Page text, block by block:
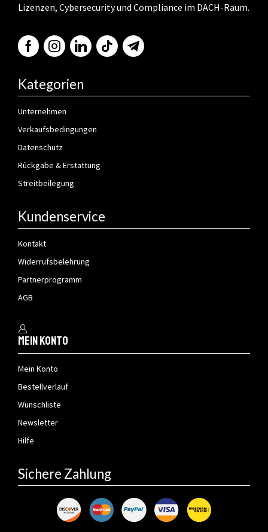
Lizenzen, Cybersecurity und Compliance im DACH-Raum.
Kategorien
Unternehmen
Verkaufsbedingungen
Datenschutz
Rückgabe & Erstattung
Streitbeilegung
Kundenservice
Kontakt
Widerrufsbelehrung
Partnerprogramm
AGB
Mein Konto
Mein Konto
Bestellverlauf
Wunschliste
Newsletter
Hilfe
Sichere Zahlung